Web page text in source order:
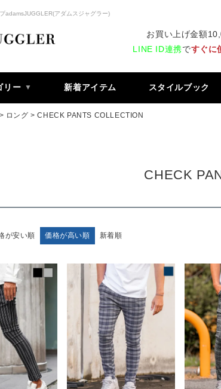
adamsJUGGLER(アダムスジャグラー)
お買い上げ金額
LINE ID連携ですぐに
リー 新着アイテム スタイルブック
ロング CHECK PANTS COLLECTION
CHECK
が安い順 価格が高い順 新着順